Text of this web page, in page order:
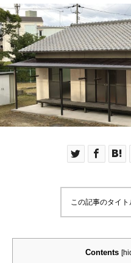
この記事のタイ
Contents [